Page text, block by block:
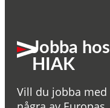
Jobba hos
HIAK
Vill du jobba med